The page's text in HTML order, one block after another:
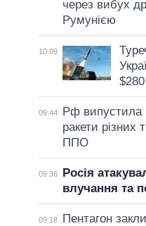
через вибух
Румунією
10:09
09:44
Рф випустила
ракети різних
ППО
09:36
Росія
влучання та
09:18
Пентагон